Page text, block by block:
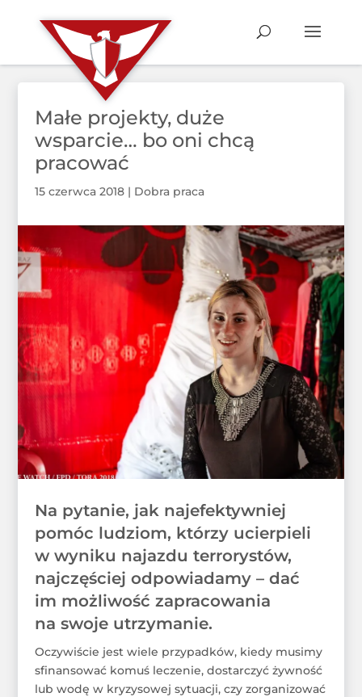
Małe projekty, duże
wsparcie… bo oni chcą
pracować
15 czerwca 2018| Dobra praca
Na pytanie, jak najefektywniej
pomóc ludziom, którzy ucierpieli
w wyniku najazdu terrorystów,
najczęściej odpowiadamy – dać
im możliwość zapracowania
na swoje utrzymanie.
Oczywiście jest wiele przypadków, kiedy musimy
sfinansować komuś leczenie, dostarczyć żywność
lub wodę w kryzysowej sytuacji, czy zorganizować